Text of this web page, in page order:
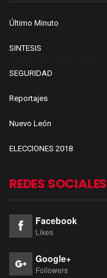
Último Minuto
SINTESIS
SEGURIDAD
Reportajes
Nuevo León
ELECCIONES 2018
REDES SOCIALES
Facebook
Likes
Google+
Followers